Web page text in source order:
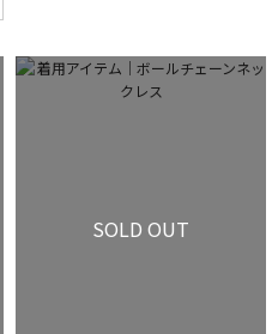
SOLD OUT